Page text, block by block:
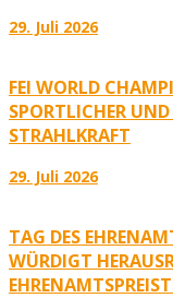
29. Juli 2026
FEI WORLD
PORTLICHER UND
TRAHLKRAFT
29. Juli 2026
TAG DES
WÜRDIGT